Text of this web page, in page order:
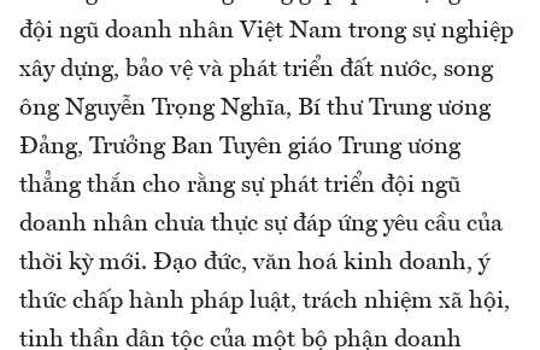
đội ngũ doanh nhân Việt Nam trong sự nghiệp
xây dựng, bảo vệ và phát triển đất nước, song
ông Nguyễn Trọng Nghĩa, Bí thư Trung ương
Đảng, Trưởng Ban Tuyên giáo Trung ương
thẳng thắn cho rằng sự phát triển đội ngũ
doanh nhân chưa thực sự đáp ứng yêu cầu của
thời kỳ mới. Đạo đức, văn hoá kinh doanh, ý
thức chấp hành pháp luật, trách nhiệm xã hội,
tinh thần dân tộc của một bộ phận doanh